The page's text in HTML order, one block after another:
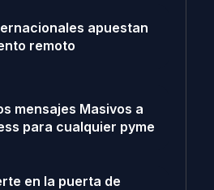
apuestan
remoto
mensajes Masivos a
para cualquier pyme
en la puerta de